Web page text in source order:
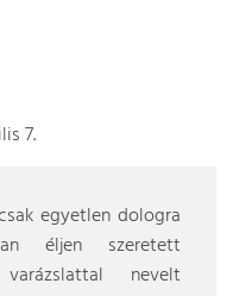
7.
egyetlen dologra
éljen szeretett
nevelt